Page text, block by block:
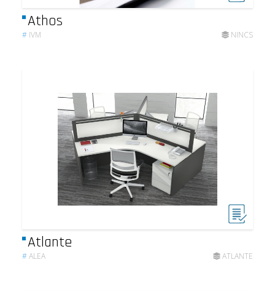
Athos
# IVM NINCS
Atlante
#ALEA ATLANTE